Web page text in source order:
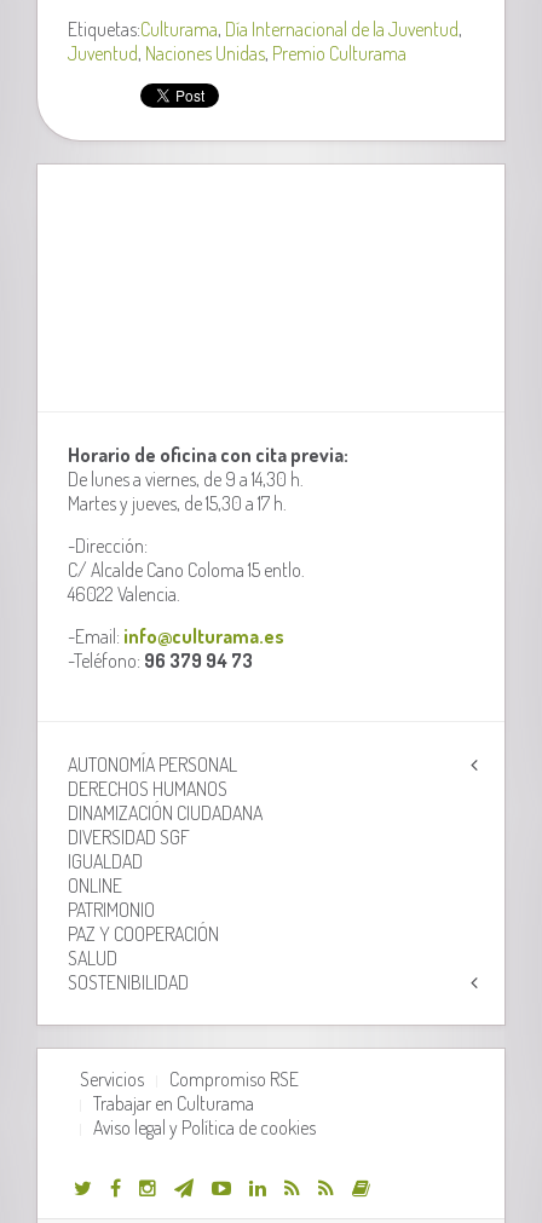
Etiquetas:Culturama, Día Internacional de la Juventud,
Juventud, Naciones Unidas, Premio Culturama
Horario de oficina con cita previa:
De lunes a viernes, de 9 a 14,30 h.
Martes y jueves, de 15,30 a 17 h.
-Dirección:
C/ Alcalde Cano Coloma 15 entlo.
46022 Valencia.
-Email: info@culturama.es
-Teléfono: 96 379 94 73
AUTONOMÍA PERSONAL
DERECHOS HUMANOS
DINAMIZACIÓN CIUDADANA
DIVERSIDAD SGF
IGUALDAD
ONLINE
PATRIMONIO
PAZ Y COOPERACIÓN
SALUD
SOSTENIBILIDAD
Servicios
Compromiso RSE
Trabajar en Culturama
Aviso legal y Política de cookies